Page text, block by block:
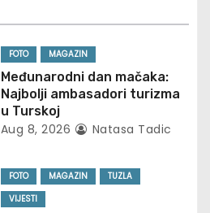
FOTO MAGAZIN
Međunarodni dan mačaka:
Najbolji ambasadori turizma
u Turskoj
Aug 8, 2026 Natasa Tadic
FOTO MAGAZIN
TUZLA
VIJESTI